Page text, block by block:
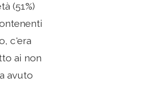
(51%)
c'era
ai non
avuto